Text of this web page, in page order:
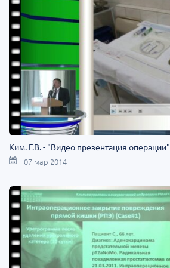
Ким. Г.В. - "Видео презентация операции"
07 мар 2014